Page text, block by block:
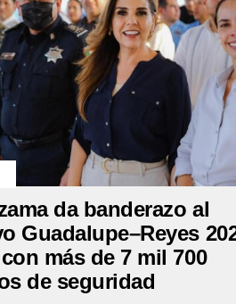
da banderazo al
Guadalupe–Reyes
más de 7 mil 700
de seguridad